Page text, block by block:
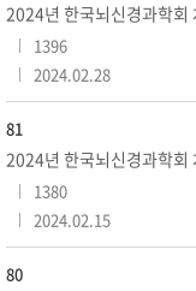
2024년 한국뇌신경과학회
1396
2024.02.28
81
2024년 한국뇌신경과학회
1380
2024.02.15
80